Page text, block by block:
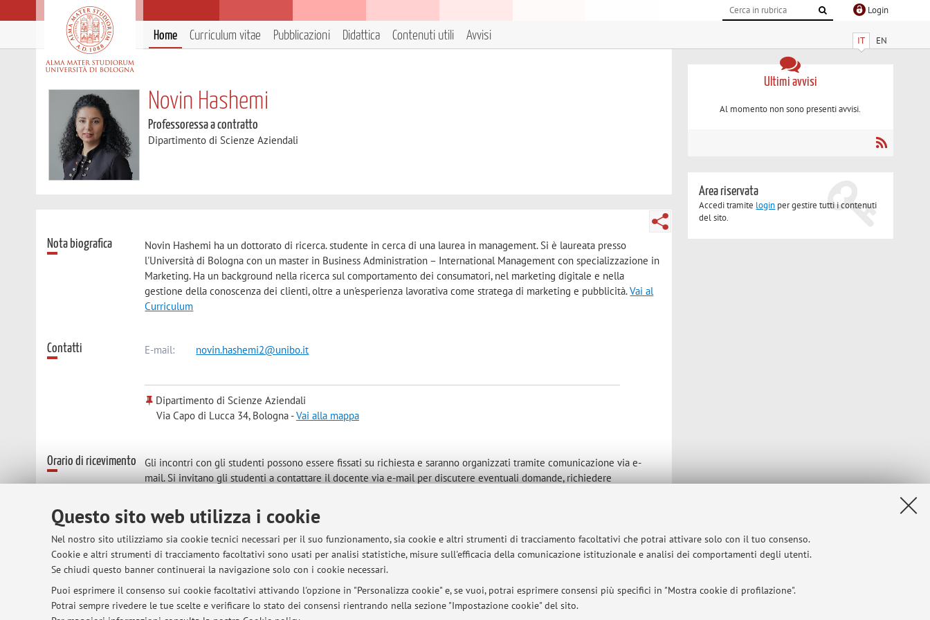
Questo sito web utilizza i cookie
Nel nostro sito utilizziamo sia cookie tecnici necessari per il suo funzionamento, sia cookie e altri strumenti di tracciamento facoltativi che potrai attivare solo con il tuo consenso.
Cookie e altri strumenti di tracciamento facoltativi sono usati per analisi statistiche, misure sull'efficacia della comunicazione istituzionale e analisi dei comportamenti degli utenti.
Se chiudi questo banner continuerai la navigazione solo con i cookie necessari.
Puoi esprimere il consenso sui cookie facoltativi attivando l'opzione in "Personalizza cookie" e, se vuoi, potrai esprimere consensi più specifici in "Mostra cookie di profilazione".
Potrai sempre rivedere le tue scelte e verificare lo stato dei consensi rientrando nella sezione "Impostazione cookie" del sito.
Login
IT EN
Home Curriculum vitae Pubblicazioni Didattica Contenuti utili Avvisi
Novin Hashemi
Professoressa a contratto
Dipartimento di Scienze Aziendali
Nota biografica
Novin Hashemi ha un dottorato di ricerca. studente in cerca di una laurea in management. Si è laureata presso
l'Università di Bologna con un master in Business Administration – International Management con specializzazione in
Marketing. Ha un background nella ricerca sul comportamento dei consumatori, nel marketing digitale e nella
gestione della conoscenza dei clienti, oltre a un'esperienza lavorativa come stratega di marketing e pubblicità.Vai al
Curriculum
Contatti E-mail: novin.hashemi2@unibo.it
Dipartimento di Scienze Aziendali
Via Capo di Lucca 34, Bologna -Vai alla mappa
Orario di ricevimento
Gli incontri con gli studenti possono essere fissati su richiesta e saranno organizzati tramite comunicazione via e-
mail. Si invitano gli studenti a contattare il docente via e-mail per discutere eventuali domande, richiedere
Ultimi avvisi
Al momento non sono presenti avvisi.
Area riservata
Accedi tramite login per gestire tutti i contenuti
del sito.
© 2026 - ALMA MATER STUDIORUM - Università di Bologna - Via Zamboni, 33 - 40126 Bologna - Partita IVA: 01131710376 Privacy |Note legali |Impostazioni Cookie